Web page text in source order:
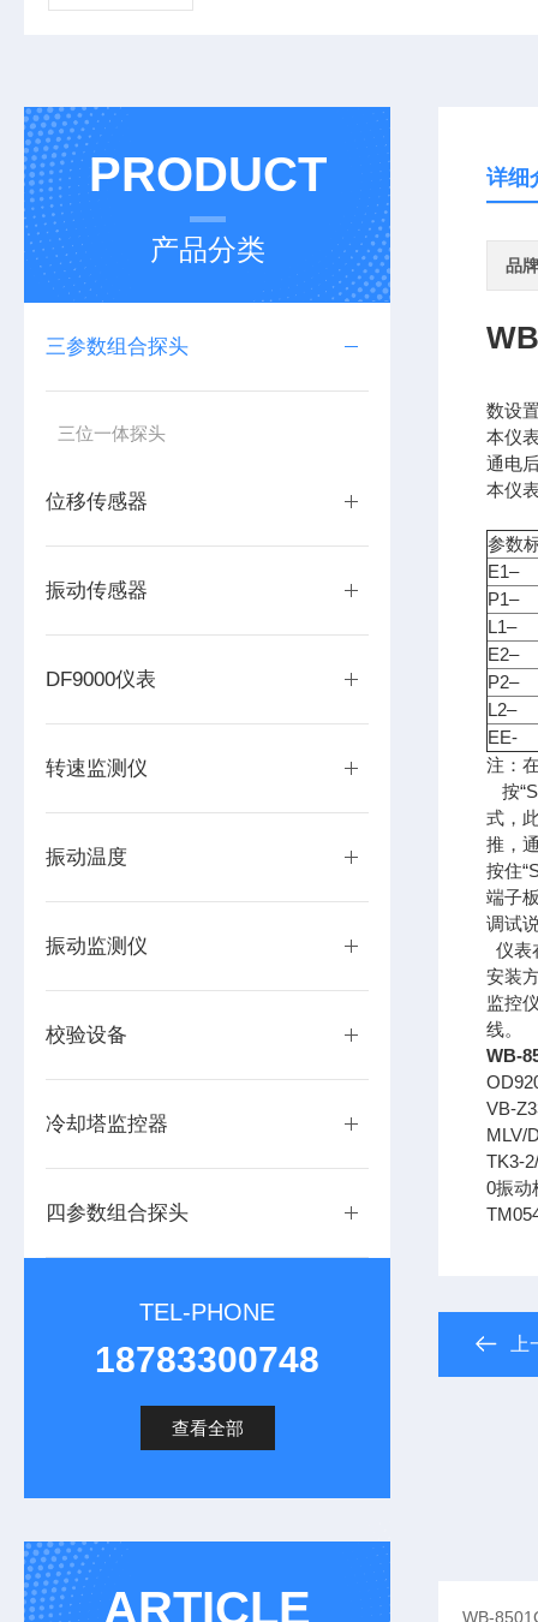
PRODUCT
产品分类
三参数组合探头
三位一体探头
位移传感器
振动传感器
DF9000仪表
转速监测仪
振动温度
振动监测仪
校验设备
冷却塔监控器
四参数组合探头
TEL-PHONE
18783300748
查看全部
ARTICLE
详细
品牌
数设
本仪
通电
本仪
参数
E1–
P1–
L1–
E2–
P2–
L2–
EE-
注：
按
式，
推，
按住
端子
调试
仪表
安装
监控
线。
WB-
VB-
MLV/
TK3-
0振动